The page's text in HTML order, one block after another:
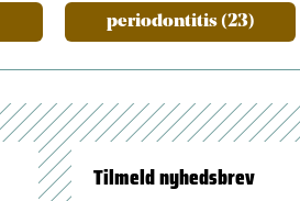
periodontitis (23)
Tilmeld nyhedsbrev